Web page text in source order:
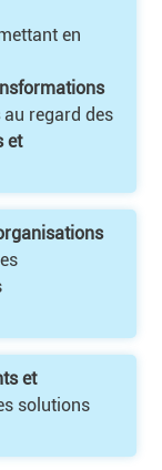
en
au regard des
et
et
solutions